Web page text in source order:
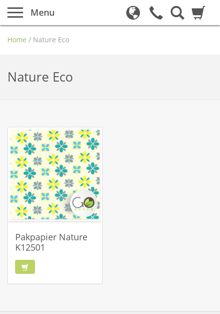
Menu
Home / Nature Eco
Nature Eco
Pakpapier Nature
K12501